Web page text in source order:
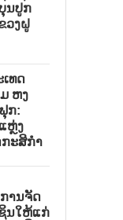
ນປູກ
ວງຝູ
ທດ
ຫງ
ກ:
ຫຼ່ງ
ກະສິກຳ
ານຈັດ
ນໃຫ້ແກ່